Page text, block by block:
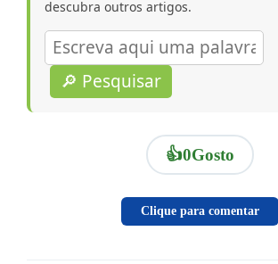
descubra outros artigos.
🔎 Pesquisar
👍0Gosto
Clique para comentar